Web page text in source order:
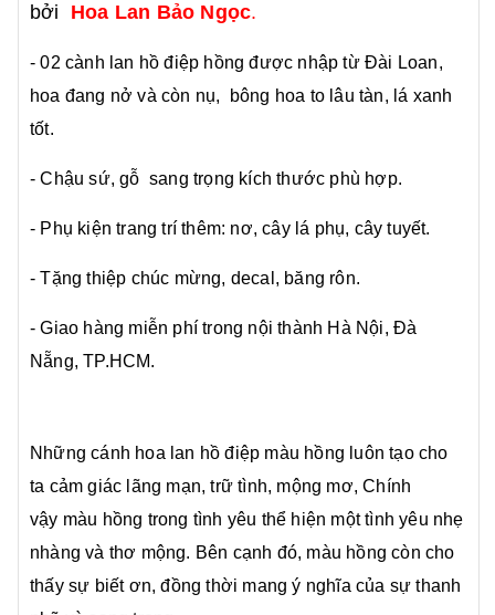
bởi
Hoa Lan Bảo Ngọc.
- 02 cành lan hồ điệp hồng được nhập từ Đài Loan,
hoa đang nở và còn nụ, bông hoa to lâu tàn, lá xanh
tốt.
- Chậu sứ, gỗ sang trọng kích thước phù hợp.
- Phụ kiện trang trí thêm: nơ, cây lá phụ, cây tuyết.
- Tặng thiệp chúc mừng, decal, băng rôn.
- Giao hàng miễn phí trong nội thành Hà Nội, Đà
Nẵng, TP.HCM.
Những cánh hoa lan hồ điệp màu hồng luôn tạo cho
ta cảm giác lãng mạn, trữ tình, mộng mơ, Chính
vậy màu hồng trong tình yêu thể hiện một tình yêu nhẹ
nhàng và thơ mộng. Bên cạnh đó, màu hồng còn cho
thấy sự biết ơn, đồng thời mang ý nghĩa của sự thanh